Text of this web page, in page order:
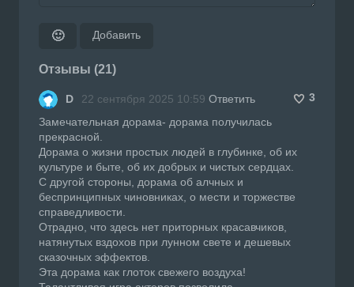
🙂 Добавить
Отзывы (21)
D 22 сентября 2025 10:59 Ответить
3
Замечательная дорама- дорама получилась
прекрасной.
Дорама о жизни простых людей в глубинке, об их
культуре и быте, об их добрых и чистых сердцах.
С другой стороны, дорама об алчных и
беспринципных чиновниках, о мести и торжестве
справедливости.
Отрадно, что здесь нет приторных красавчиков,
натянутых вздохов при лунном свете и дешевых
сказочных эффектов.
Эта дорама как глоток свежего воздуха!